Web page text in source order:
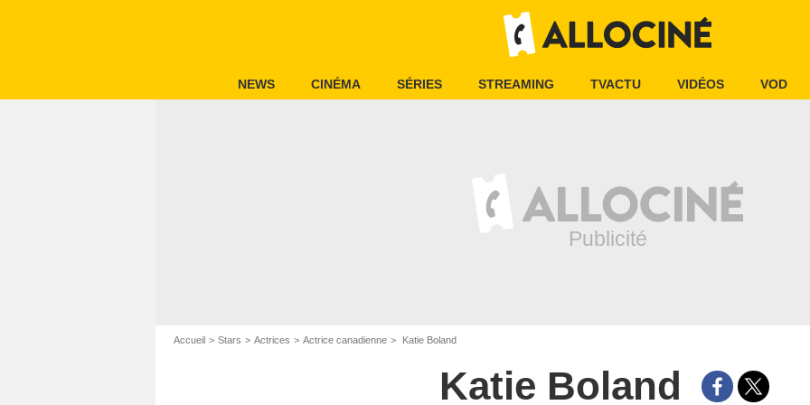
NEWS CINÉMA SÉRIES STREAMING TVACTU VIDÉOS VOD
Accueil Stars Actrices Actrice canadienne Katie Boland
Katie Boland